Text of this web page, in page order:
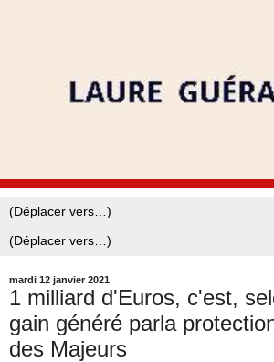
mardi 12 janvier 2021
1 milliard d'Euros, c'est,
gain généré parla
des Majeurs